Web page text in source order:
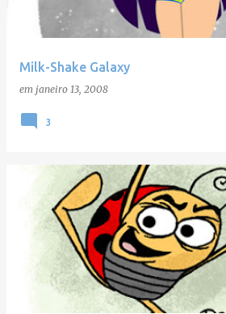
Milk-Shake Galaxy
em janeiro 13, 2008
3